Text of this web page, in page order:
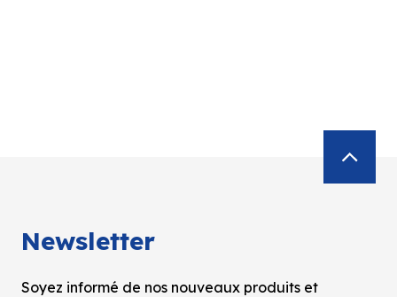
Newsletter
Soyez informé de nos nouveaux produits et